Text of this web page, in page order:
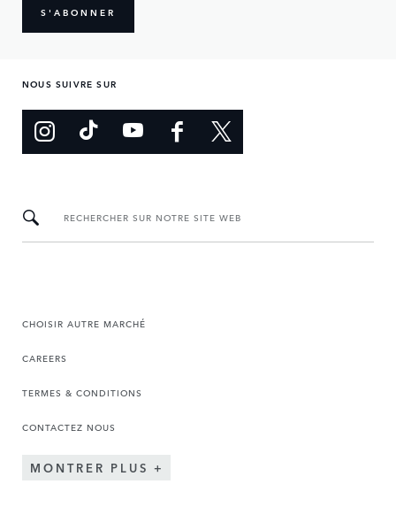
S'ABONNER
NOUS SUIVRE SUR
RECHERCHER SUR NOTRE SITE WEB
CHOISIR AUTRE MARCHÉ
CAREERS
TERMES & CONDITIONS
CONTACTEZ NOUS
MONTRER PLUS